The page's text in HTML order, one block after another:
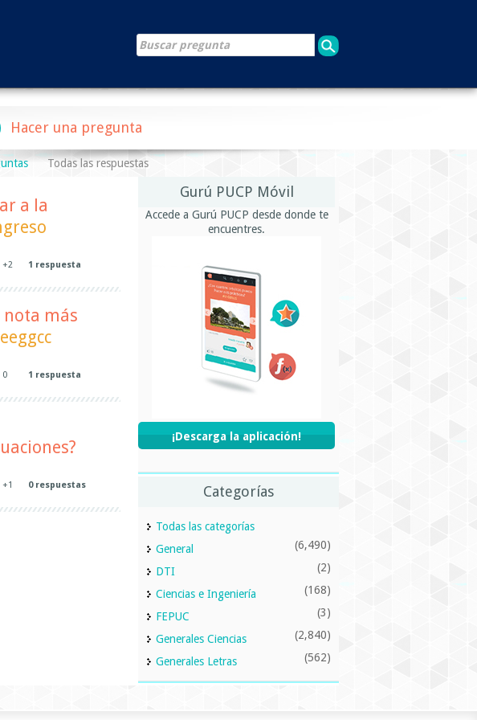
Hacer una pregunta
Todas las respuestas
a la
+2 1 respuesta
nota más
0 1 respuesta
+1 0respuestas
Gurú PUCP Móvil
Accede a Gurú PUCP desde donde te
encuentres.
¡Descarga la aplicación!
Categorías
Todas las categorías
General
(6,490)
DTI (2)
Ciencias e Ingeniería (168)
FEPUC (3)
Generales Ciencias (2,840)
Generales Letras (562)